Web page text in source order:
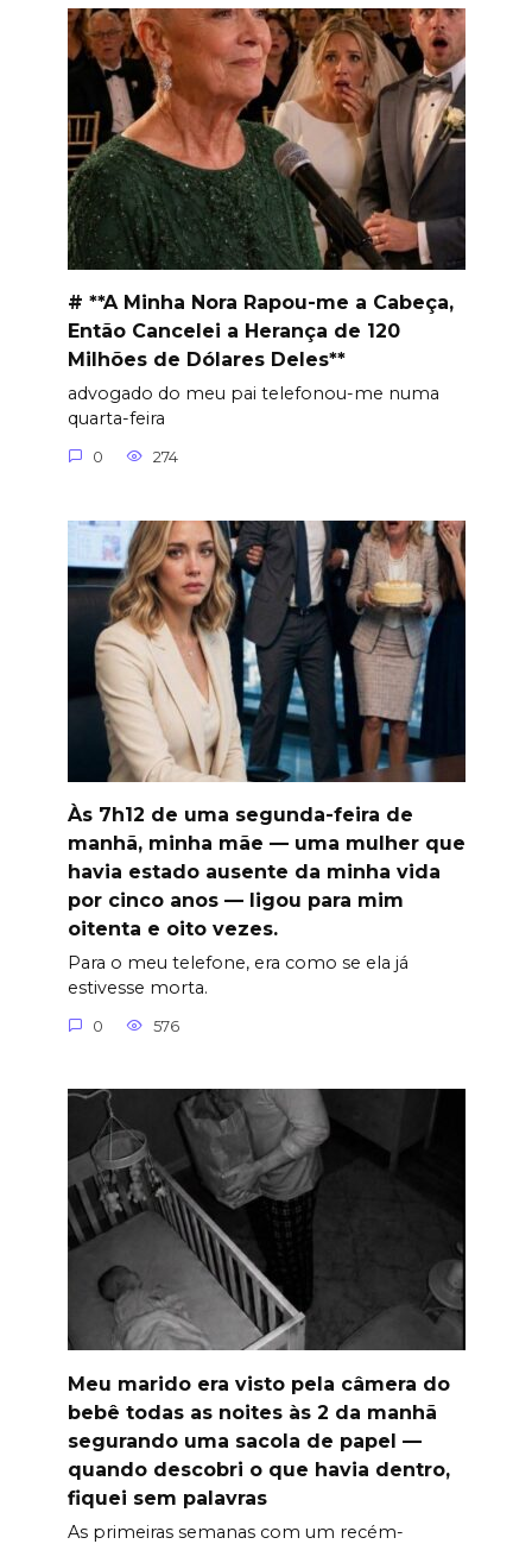
# **A Minha Nora Rapou-me a Cabeça,
Então Cancelei a Herança de 120
Milhões de Dólares Deles**
advogado do meu pai telefonou-me numa
quarta-feira
0 274
Às 7h12 de uma segunda-feira de
manhã, minha mãe — uma mulher que
havia estado ausente da minha vida
por cinco anos — ligou para mim
oitenta e oito vezes.
Para o meu telefone, era como se ela já
estivesse morta.
0 576
Meu marido era visto pela câmera do
bebê todas as noites às 2 da manhã
segurando uma sacola de papel —
quando descobri o que havia dentro,
fiquei sem palavras
As primeiras semanas com um recém-